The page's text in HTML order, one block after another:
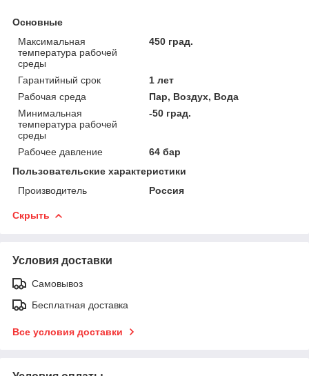
Основные
Максимальная
температура рабочей
среды
450 град.
Гарантийный срок
1 лет
Рабочая среда
Пар, Воздух, Вода
Минимальная
температура рабочей
среды
-50 град.
Рабочее давление
64 бар
Пользовательские характеристики
Производитель
Россия
Скрыть
Условия доставки
Самовывоз
Бесплатная доставка
Все условия доставки